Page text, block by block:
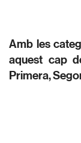
Amb les
aquest cap
Primera,